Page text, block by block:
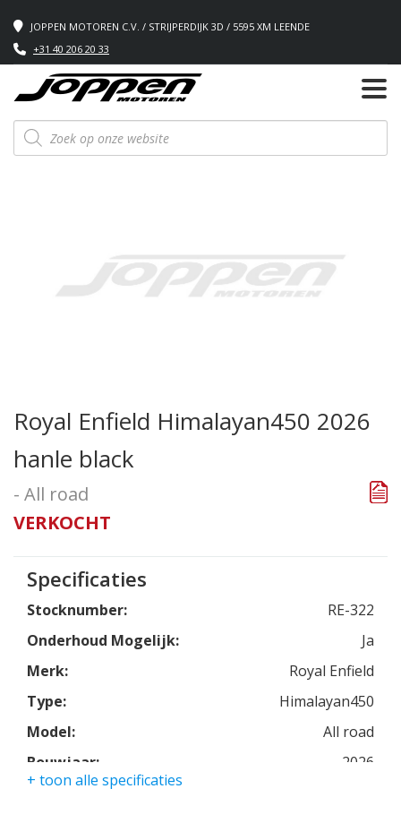
JOPPEN MOTOREN C.V. / STRIJPERDIJK 3D / 5595 XM LEENDE
+31 40 206 20 33
Producten
zoeken
Royal Enfield Himalayan450 2026
hanle black
- All road
VERKOCHT
Specificaties
Stocknumber:
RE-322
Onderhoud Mogelijk:
Ja
Merk:
Royal Enfield
Type:
Himalayan450
Model:
All road
Bouwjaar:
2026
+ toon alle specificaties